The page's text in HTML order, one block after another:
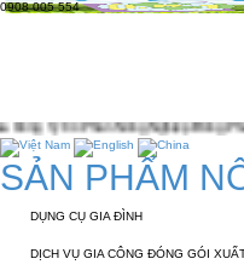
0908 005 554
SẢN PHẨM
DỤNG CỤ GIA ĐÌNH
DỊCH VỤ GIA CÔNG ĐÓNG GÓI